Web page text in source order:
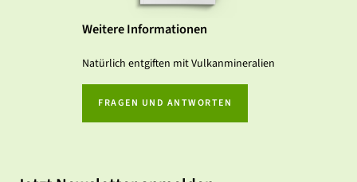
Weitere Informationen
Natürlich entgiften mit Vulkanmineralien
FRAGEN UND ANTWORTEN